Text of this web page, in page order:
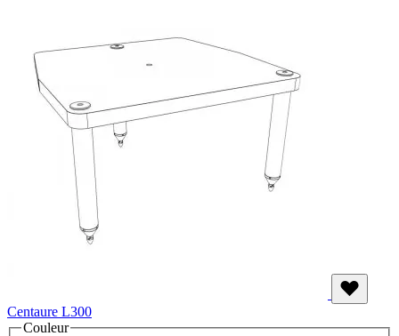
Centaure L300
Couleur